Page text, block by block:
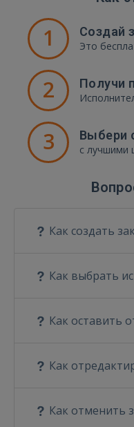
1 Создай
Это
2 Получи
3 Выбери
с лучшими
Как создать
Как выбрать
Как оставить
Как
Как отменить